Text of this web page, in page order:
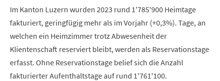
Im Kanton Luzern wurden 2023 rund 1'785'900 Heimtage
fakturiert, geringfügig mehr als im Vorjahr (+0,3%). Tage, an
welchen ein Heimzimmer trotz Abwesenheit der
Klientenschaft reserviert bleibt, werden als Reservationstage
erfasst. Ohne Reservationstage belief sich die Anzahl
fakturierter Aufenthaltstage auf rund 1'761'100.